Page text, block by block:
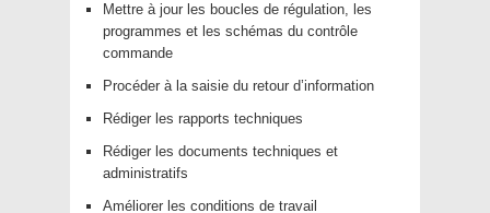
Mettre à jour les boucles de régulation, les
programmes et les schémas du contrôle
commande
Procéder à la saisie du retour d’information
Rédiger les rapports techniques
Rédiger les documents techniques et
administratifs
Améliorer les conditions de travail